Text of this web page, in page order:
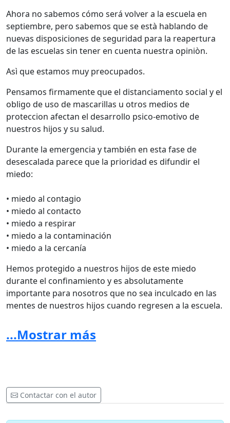
Ahora no sabemos cómo será volver a la escuela en
septiembre, pero sabemos que se està hablando de
nuevas disposiciones de seguridad para la reapertura
de las escuelas sin tener en cuenta nuestra opiniòn.
Asì que estamos muy preocupados.
Pensamos firmamente que el distanciamento social y el
obligo de uso de mascarillas u otros medios de
proteccion afectan el desarrollo psico-emotivo de
nuestros hijos y su salud.
Durante la emergencia y también en esta fase de
desescalada parece que la prioridad es difundir el
miedo:
• miedo al contagio
• miedo al contacto
• miedo a respirar
• miedo a la contaminación
• miedo a la cercanía
Hemos protegido a nuestros hijos de este miedo
durante el confinamiento y es absolutamente
importante para nosotros que no sea inculcado en las
mentes de nuestros hijos cuando regresen a la escuela.
con otros niños puede ser perjudicial para ellos.
Siempre nos hemos comprometido a socializar a
nuestros hijos, conscientes de que el contacto es
...Mostrar más
Contactar con el autor